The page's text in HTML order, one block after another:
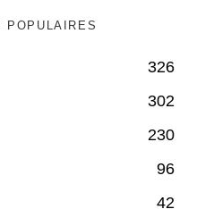
POPULAIRES
326
302
230
96
42